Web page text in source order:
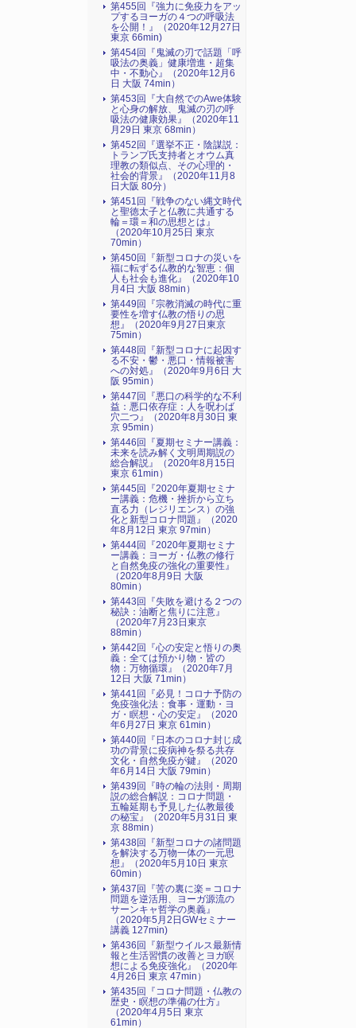
第455回『強力に免疫力をアッ
プするヨーガの４つの呼吸法
を公開！』（2020年12月27日
東京 66min)
第454回『鬼滅の刃で話題「呼
吸法の奥義」健康増進・超集
中・不動心』（2020年12月6
日 大阪 74min）
第453回『大自然でのAwe体験
と心身の解放、鬼滅の刃の呼
吸法の健康効果』（2020年11
月29日 東京 68min）
第452回『選挙不正・陰謀説：
トランプ氏支持者とオウム真
理教の類似点、その心理的・
社会的背景』（2020年11月8
日大阪 80分）
第451回『戦争のない縄文時代
と聖徳太子と仏教に共通する
輪＝環＝和の思想とは』
（2020年10月25日 東京
70min）
第450回『新型コロナの災いを
福に転ずる仏教的な智恵：個
人も社会も進化』（2020年10
月4日 大阪 88min）
第449回『宗教消滅の時代に重
要性を増す仏教の悟りの思
想』（2020年9月27日東京
75min）
第448回『新型コロナに起因す
る不安・鬱・悪口・情報被害
への対処』（2020年9月6日 大
阪 95min）
第447回『悪口の科学的な不利
益：悪口依存症：人を呪わば
穴二つ』（2020年8月30日 東
京 95min）
第446回『夏期セミナー講義：
未来を読み解く文明周期説の
総合解説』（2020年8月15日
東京 61min）
第445回『2020年夏期セミナ
ー講義：危機・挫折から立ち
直る力（レジリエンス）の強
化と新型コロナ問題』（2020
年8月12日 東京 97min）
第444回『2020年夏期セミナ
ー講義：ヨーガ・仏教の修行
と自然免疫の強化の重要性』
（2020年8月9日 大阪
80min）
第443回『失敗を避ける２つの
秘訣：油断と焦りに注意』
（2020年7月23日東京
88min）
第442回『心の安定と悟りの奥
義：全ては預かり物・皆の
物：万物循環』（2020年7月
12日 大阪 71min）
第441回『必見！コロナ予防の
免疫強化法：食事・運動・ヨ
ガ・瞑想・心の安定』（2020
年6月27日 東京 61min）
第440回『日本のコロナ封じ成
功の背景に疫病神を祭る共存
文化・自然免疫が鍵』（2020
年6月14日 大阪 79min）
第439回『時の輪の法則・周期
説の総合解説：コロナ問題・
五輪延期も予見した仏教最後
の秘宝』（2020年5月31日 東
京 88min）
第438回『新型コロナの諸問題
を解決する万物一体の一元思
想』（2020年5月10日 東京
60min）
第437回『苦の裏に楽＝コロナ
問題を逆活用、ヨーガ源流の
サーンキャ哲学の奥義』
（2020年5月2日GWセミナー
講義 127min)
第436回『新型ウイルス最新情
報と生活習慣の改善とヨガ瞑
想による免疫強化』（2020年
4月26日 東京 47min）
第435回『コロナ問題・仏教の
歴史・瞑想の準備の仕方』
（2020年4月5日 東京
61min）